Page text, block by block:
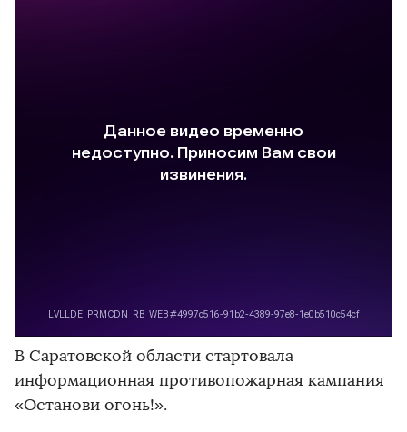
В Саратовской области стартовала
информационная противопожарная кампания
«Останови огонь!».